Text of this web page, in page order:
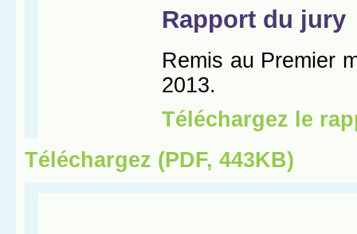
Téléchargez (PDF, 443KB)